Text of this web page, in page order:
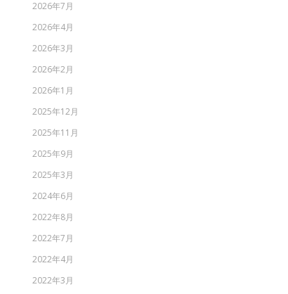
2026年7月
2026年4月
2026年3月
2026年2月
2026年1月
2025年12月
2025年11月
2025年9月
2025年3月
2024年6月
2022年8月
2022年7月
2022年4月
2022年3月